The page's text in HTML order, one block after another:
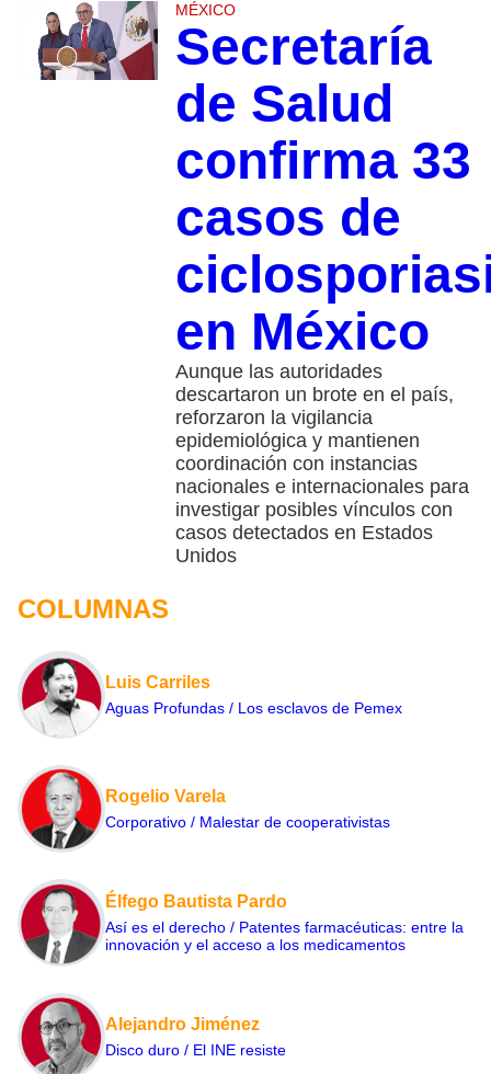
MÉXICO
Secretaría
de Salud
confirma 33
casos de
en México
Aunque las autoridades
descartaron un brote en el país,
reforzaron la vigilancia
epidemiológica y mantienen
coordinación con instancias
nacionales e internacionales para
investigar posibles vínculos con
casos detectados en Estados
Unidos
COLUMNAS
Luis Carriles
Aguas Profundas / Los esclavos de Pemex
Rogelio Varela
Corporativo / Malestar de cooperativistas
Élfego Bautista Pardo
Así es el derecho / Patentes farmacéuticas: entre la
innovación y el acceso a los medicamentos
Alejandro Jiménez
Disco duro / El INE resiste